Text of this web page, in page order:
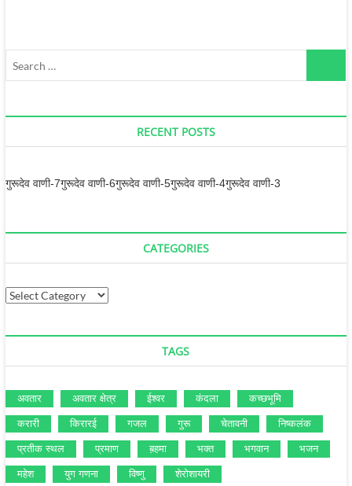
RECENT POSTS
गुरूदेव वाणी-7गुरूदेव वाणी-6गुरूदेव वाणी-5गुरूदेव वाणी-4गुरूदेव वाणी-3
CATEGORIES
TAGS
अवतार अवतार क्षेत्र ईश्‍वर कंदला कच्‍छभूमि
करारी किरारई गजल गुरू चेतावनी निष्‍कलंक
प्रतीक स्‍थल प्रमाण ब़हमा भक्‍त भगवान भजन
महेश युग गणना विष्‍णु शेरोशायरी